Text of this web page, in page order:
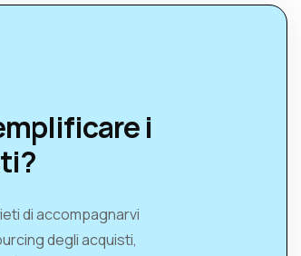
i
di accompagnarvi
degli acquisti,